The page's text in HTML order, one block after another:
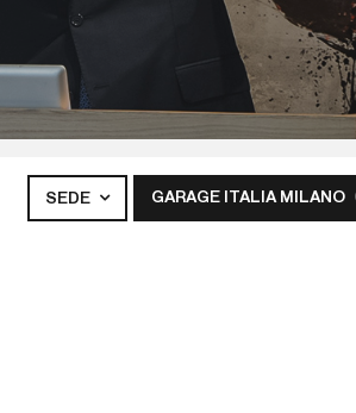
SEDE GARAGE ITALIA MILANO